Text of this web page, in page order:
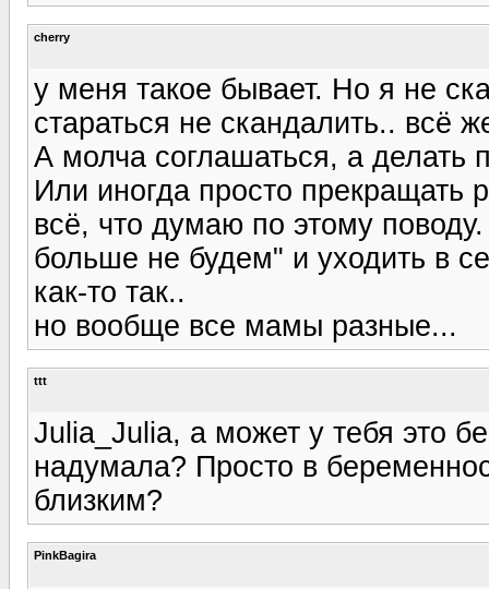
cherry
у меня такое бывает. Но я не
стараться не скандалить.. всё
А молча соглашаться, а делать
Или иногда просто прекращать
всё, что думаю по этому
больше не будем" и уходить в
как-то так..
но вообще все мамы разные...
ttt
Julia_Julia, а может у тебя это
надумала? Просто в
близким?
PinkBagira